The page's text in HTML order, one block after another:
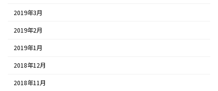
2019年3月
2019年2月
2019年1月
2018年12月
2018年11月